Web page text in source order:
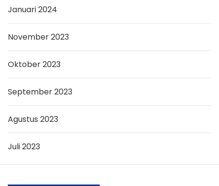
Januari 2024
November 2023
Oktober 2023
September 2023
Agustus 2023
Juli 2023